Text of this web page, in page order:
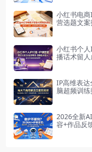
小红书电
营选题文
小红书个
播话术留
IP高维表
脑超频训练
2026全新
容+作品反